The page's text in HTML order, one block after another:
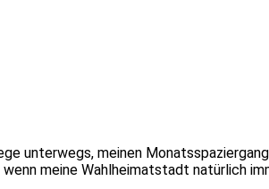
unterwegs, meinen
wenn meine Wahlheimatstadt natürlich